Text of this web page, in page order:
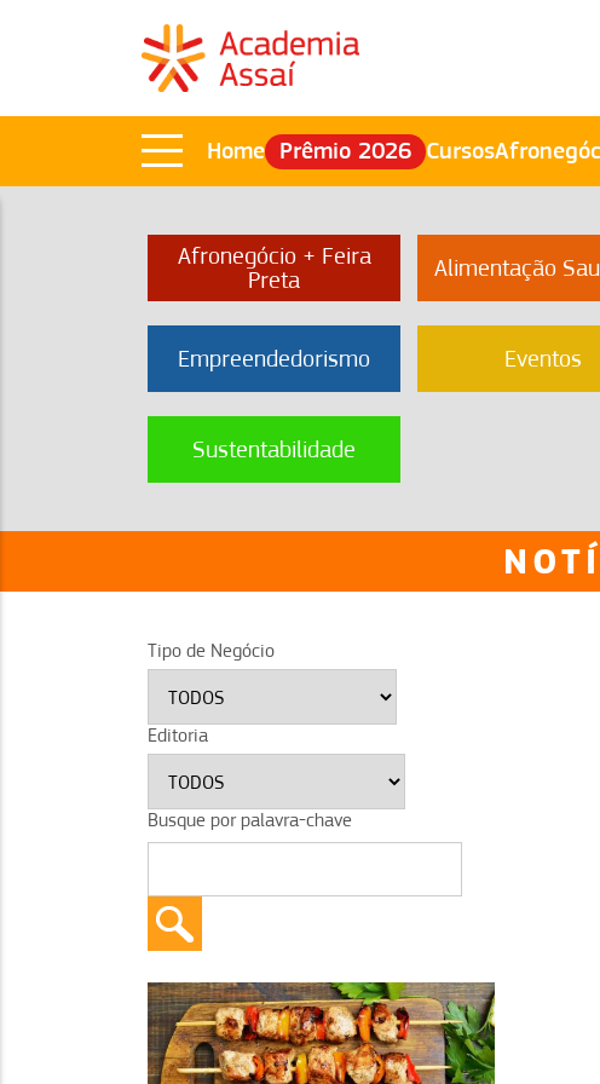
Home Prêmio 2026 Cursos
Afronegócio + Feira
Preta
Alimentação
Empreendedorismo Eventos
Sustentabilidade
Tipo de Negócio
Editoria
Busque por palavra-chave